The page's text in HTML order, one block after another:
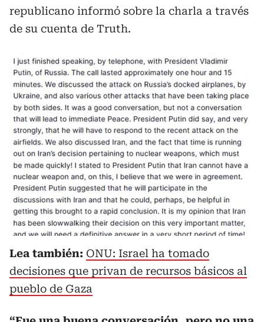
republicano informó sobre la charla a través
de su cuenta de Truth.
Lea también: ONU: Israel ha tomado
decisiones que privan de recursos básicos al
pueblo de Gaza